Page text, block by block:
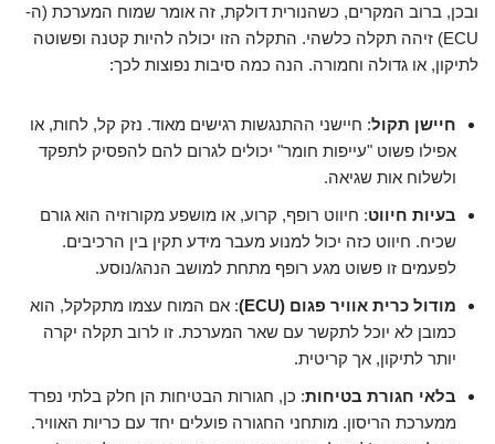
ובכן, ברוב המקרים, כשהנורית דולקת, זה אומר שמוח המערכת (ה-
ECU) זיהה תקלה כלשהי. התקלה הזו יכולה להיות קטנה ופשוטה
לתיקון, או גדולה וחמורה. הנה כמה סיבות נפוצות לכך:
חיישן תקול: חיישני ההתנגשות רגישים מאוד. נזק קל, לחות, או
אפילו פשוט "עייפות חומר" יכולים לגרום להם להפסיק לתפקד
ולשלוח אות שגיאה.
בעיות חיווט: חיווט רופף, קרוע, או מושפע מקורוזיה הוא גורם
שכיח. חיווט כזה יכול למנוע מעבר מידע תקין בין הרכיבים.
לפעמים זו פשוט מגע רופף מתחת למושב הנהג/נוסע.
מודול כרית אוויר פגום (ECU)
: אם המוח עצמו מתקלקל, הוא
כמובן לא יוכל לתקשר עם שאר המערכת. זו לרוב תקלה יקרה
יותר לתיקון, אך קריטית.
בלאי חגורת בטיחות: כן, חגורות הבטיחות הן חלק בלתי נפרד
ממערכת הריסון. מותחני החגורה פועלים יחד עם כריות האוויר.